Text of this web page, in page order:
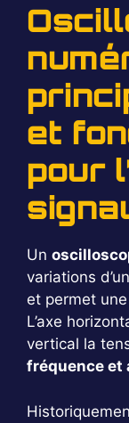
et
pour
Un
variations
et permet une
L’axe
vertical la
fréquence et